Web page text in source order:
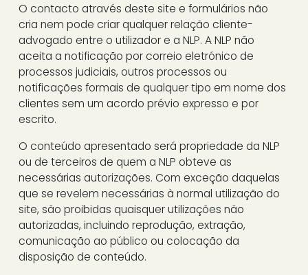
O contacto através deste site e formulários não
cria nem pode criar qualquer relação cliente-
advogado entre o utilizador e a NLP. A NLP não
aceita a notificação por correio eletrónico de
processos judiciais, outros processos ou
notificações formais de qualquer tipo em nome dos
clientes sem um acordo prévio expresso e por
escrito.
O conteúdo apresentado será propriedade da NLP
ou de terceiros de quem a NLP obteve as
necessárias autorizações. Com exceção daquelas
que se revelem necessárias à normal utilização do
site, são proibidas quaisquer utilizações não
autorizadas, incluindo reprodução, extração,
comunicação ao público ou colocação da
disposição de conteúdo.